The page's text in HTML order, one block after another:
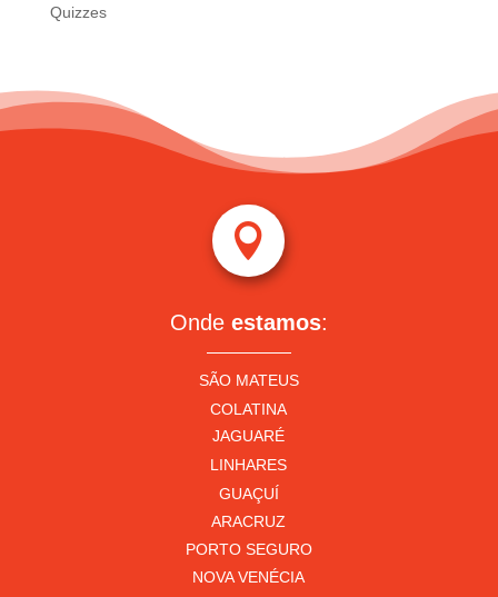
Quizzes

Onde estamos:
SÃO MATEUS
COLATINA
JAGUARÉ
LINHARES
GUAÇUÍ
ARACRUZ
PORTO SEGURO
NOVA VENÉCIA